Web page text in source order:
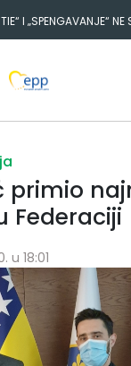
I „SPENGAVANJE“
primio
Federaciji
u 18:01